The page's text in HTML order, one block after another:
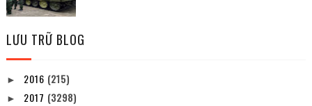
LƯU TRỮ BLOG
► 2016 (215)
► 2017 (3298)